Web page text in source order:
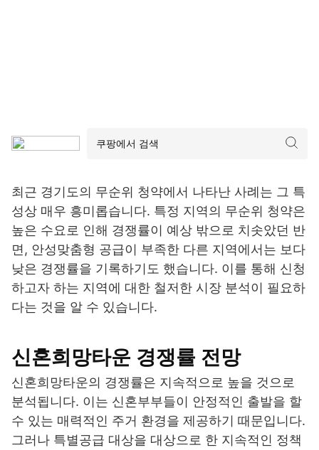
최근 경기도의 무순위 청약에서 나타난 사례는 그 특
성상 매우 흥미롭습니다. 특정 지역의 무순위 청약은
높은 수요로 인해 경쟁률이 예상 밖으로 치솟았던 반
면, 안성맞춤형 공급이 부족한 다른 지역에서는 보다
낮은 경쟁률을 기록하기도 했습니다. 이를 통해 신청
하고자 하는 지역에 대한 철저한 시장 분석이 필요하
다는 것을 알 수 있습니다.
신혼희망타운 경쟁률 전망
신혼희망타운의 경쟁률은 지속적으로 높을 것으로
분석됩니다. 이는 신혼부부들이 안정적인 출발을 할
수 있는 매력적인 주거 환경을 제공하기 때문입니다.
그러나 특별공급 대상을 대상으로 한 지속적인 정책